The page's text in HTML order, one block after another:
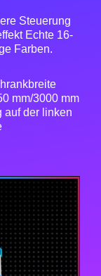
Steuerung
Echte 16-
Farben.
mm/3000 mm
auf der linken